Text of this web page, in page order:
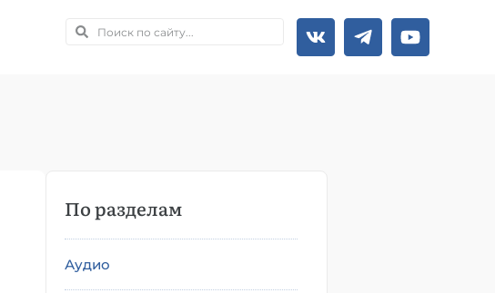
По разделам
Аудио